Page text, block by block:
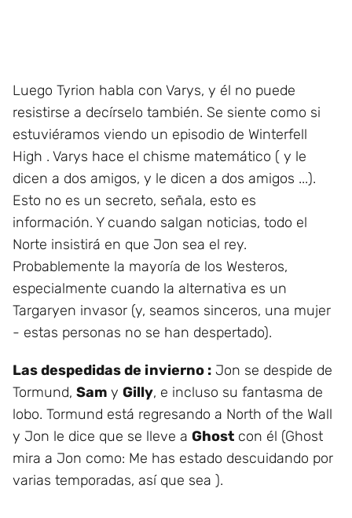
Luego Tyrion habla con Varys, y él no puede
resistirse a decírselo también. Se siente como si
estuviéramos viendo un episodio de Winterfell
High . Varys hace el chisme matemático ( y le
dicen a dos amigos, y le dicen a dos amigos ...).
Esto no es un secreto, señala, esto es
información. Y cuando salgan noticias, todo el
Norte insistirá en que Jon sea el rey.
Probablemente la mayoría de los Westeros,
especialmente cuando la alternativa es un
Targaryen invasor (y, seamos sinceros, una mujer
- estas personas no se han despertado).
Las despedidas de invierno : Jon se despide de
Tormund, Sam y Gilly, e incluso su fantasma de
lobo. Tormund está regresando a North of the Wall
y Jon le dice que se lleve a Ghost con él (Ghost
mira a Jon como: Me has estado descuidando por
varias temporadas, así que sea ).